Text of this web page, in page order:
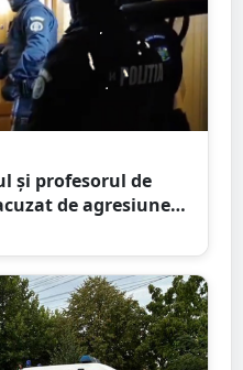
și profesorul de
de agresiune